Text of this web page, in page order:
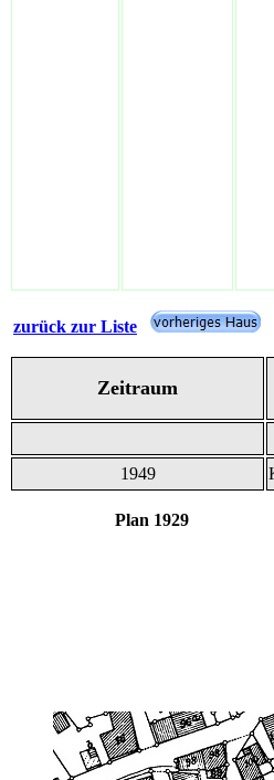
zurück zur Liste
Zeitraum
1949
Plan 1929